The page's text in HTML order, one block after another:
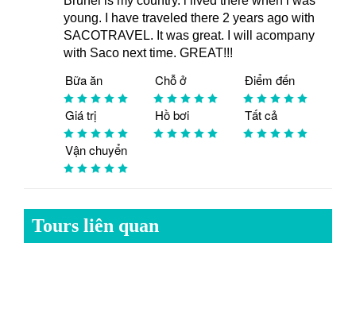
young. I have traveled there 2 years ago with
SACOTRAVEL. It was great. I will acompany
with Saco next time. GREAT!!!
Bữa ăn Chỗ ở Điểm đến
Giá trị Hồ bơi Tất cả
Vận chuyển
Tours liên quan